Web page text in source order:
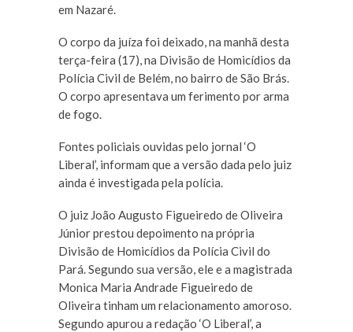
em Nazaré.
O corpo da juíza foi deixado, na manhã desta
terça-feira (17), na Divisão de Homicídios da
Polícia Civil de Belém, no bairro de São Brás.
O corpo apresentava um ferimento por arma
de fogo.
Fontes policiais ouvidas pelo jornal ‘O
Liberal’, informam que a versão dada pelo juiz
ainda é investigada pela polícia.
O juiz João Augusto Figueiredo de Oliveira
Júnior prestou depoimento na própria
Divisão de Homicídios da Polícia Civil do
Pará. Segundo sua versão, ele e a magistrada
Monica Maria Andrade Figueiredo de
Oliveira tinham um relacionamento amoroso.
Segundo apurou a redação ‘O Liberal’, a